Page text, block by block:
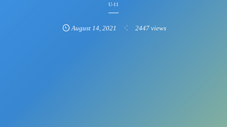
U-11
August 14 ,2021 2447 views